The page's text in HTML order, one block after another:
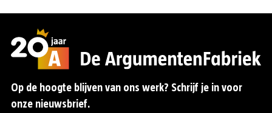
Op de hoogte blijven van ons werk? Schrijf je in voor
onze nieuwsbrief.